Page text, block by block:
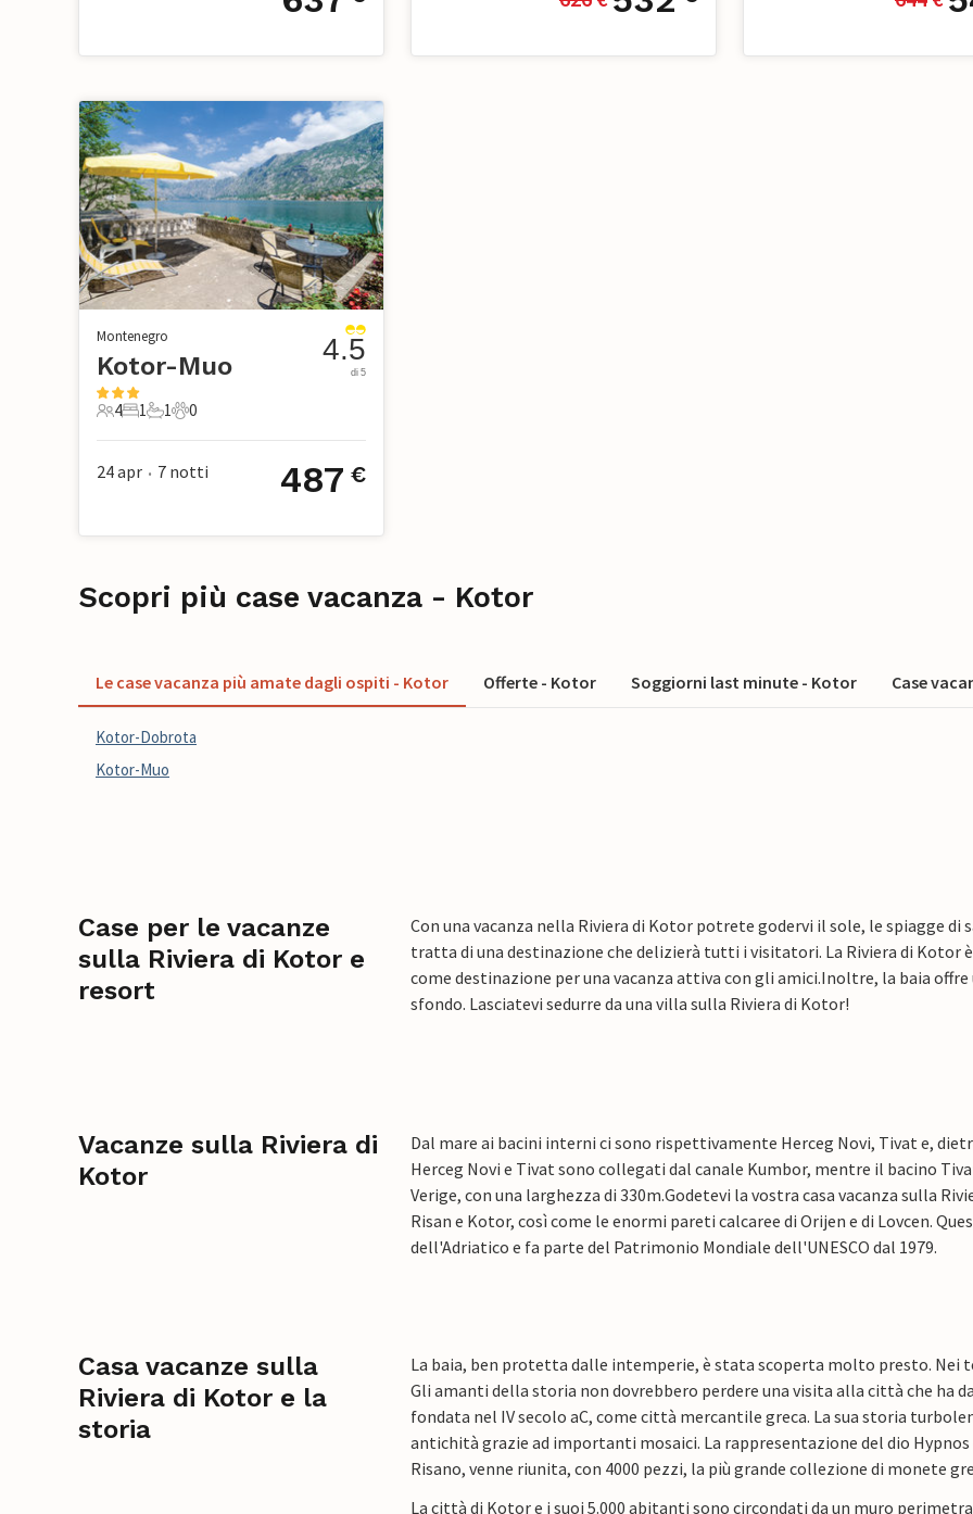
Montenegro
Kotor-Muo
4 Ospiti
4
1 Camera da letto
1
1 Bagno
1
0 Animali domestici
0
4.5
di 5
24 apr • 7 notti 487 €
Scopri più case vacanza - Kotor
Le case vacanza più amate dagli ospiti - Kotor Offerte - Kotor Soggiorni last minute - Kotor Case
Kotor-Dobrota
Kotor-Muo
Case per le vacanze
sulla Riviera di Kotor e
resort
Con una vacanza nella Riviera di Kotor potrete godervi il sole, le spiagge di
tratta di una destinazione che delizierà tutti i visitatori. La Riviera di Kotor
come destinazione per una vacanza attiva con gli amici.Inoltre, la baia
sfondo. Lasciatevi sedurre da una villa sulla Riviera di Kotor!
Vacanze sulla Riviera di
Kotor
Dal mare ai bacini interni ci sono rispettivamente Herceg Novi, Tivat e,
Herceg Novi e Tivat sono collegati dal canale Kumbor, mentre il bacino
Verige, con una larghezza di 330m.Godetevi la vostra casa vacanza sulla
Risan e Kotor, così come le enormi pareti calcaree di Orijen e di Lovcen.
dell'Adriatico e fa parte del Patrimonio Mondiale dell'UNESCO dal 1979.
Casa vacanze sulla
Riviera di Kotor e la
storia
La baia, ben protetta dalle intemperie, è stata scoperta molto presto. Nei
Gli amanti della storia non dovrebbero perdere una visita alla città che ha
fondata nel IV secolo aC, come città mercantile greca. La sua storia
antichità grazie ad importanti mosaici. La rappresentazione del dio
Risano, venne riunita, con 4000 pezzi, la più grande collezione di monete
La città di Kotor e i suoi 5.000 abitanti sono circondati da un muro